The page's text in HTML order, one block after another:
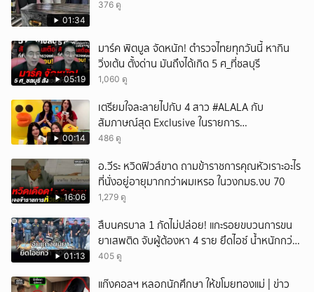
01:34
376 ดู
05:19
มาร์ค พิตบูล จัดหนัก! ตำรวจไทยทุกวันนี้ หากิน
วิ่งเต้น ตั้งด่าน มันถึงได้เกิด 5 ศ_ที่ชลบุรี
1,060 ดู
00:14
เตรียมใจละลายไปกับ 4 สาว #ALALA กับ
สัมภาษณ์สุด Exclusive ในรายการ
#POPCORNER เร็ว ๆ นี้ที่ #LINETODAYPOP
486 ดู
16:06
อ.วีระ หวิดฟิวส์ขาด ถามข้าราชการคุณหัวเราะอะไร
ที่นั่งอยู่อายุมากกว่าผมเหรอ ในวงกมธ.งบ 70
1,279 ดู
01:13
สืบนครบาล 1 กัดไม่ปล่อย! แกะรอยขบวนการขน
ยาเสพติด จับผู้ต้องหา 4 ราย ยึดไอซ์ น้ำหนักกว่า
300 กก. ก่อนเข้ากลางกรุง
405 ดู
แก๊งคอลฯ หลอกนักศึกษา ให้ขโมยทองแม่ | ข่าว